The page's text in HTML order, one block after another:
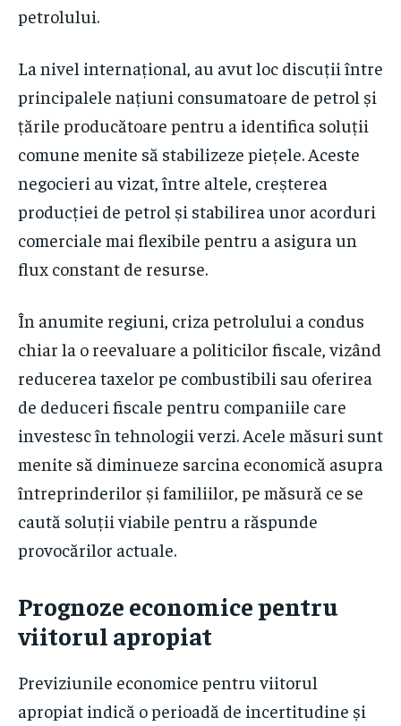
petrolului.
La nivel internațional, au avut loc discuții între
principalele națiuni consumatoare de petrol și
țările producătoare pentru a identifica soluții
comune menite să stabilizeze piețele. Aceste
negocieri au vizat, între altele, creșterea
producției de petrol și stabilirea unor acorduri
comerciale mai flexibile pentru a asigura un
flux constant de resurse.
În anumite regiuni, criza petrolului a condus
chiar la o reevaluare a politicilor fiscale, vizând
reducerea taxelor pe combustibili sau oferirea
de deduceri fiscale pentru companiile care
investesc în tehnologii verzi. Acele măsuri sunt
menite să diminueze sarcina economică asupra
întreprinderilor și familiilor, pe măsură ce se
caută soluții viabile pentru a răspunde
provocărilor actuale.
Prognoze economice pentru
viitorul apropiat
Previziunile economice pentru viitorul
apropiat indică o perioadă de incertitudine și